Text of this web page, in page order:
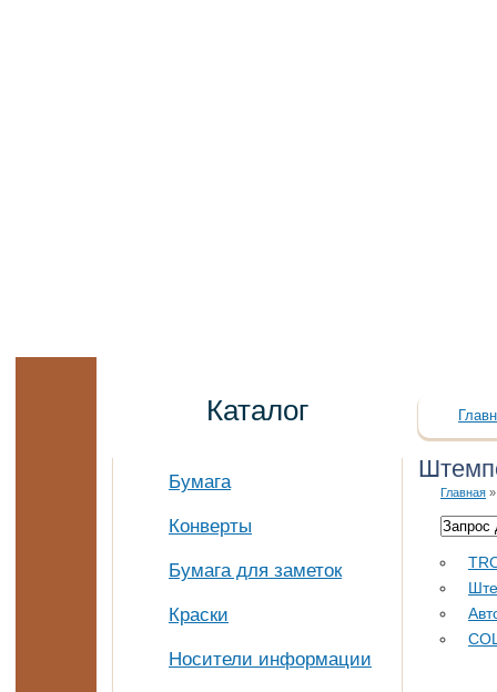
Каталог
Бумага
Конверты
Бумага для заметок
Краски
Носители информации
Главная